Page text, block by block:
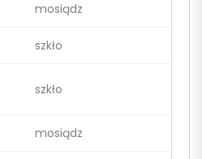
mosiądz
szkło
szkło
mosiądz